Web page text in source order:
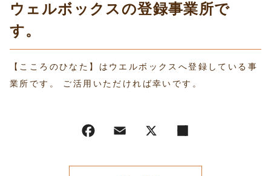
ウェルボックスの登録事業所で
す。
【こころのひなた】はウエルボックスへ登録している事
業所です。 ご活用いただければ幸いです。